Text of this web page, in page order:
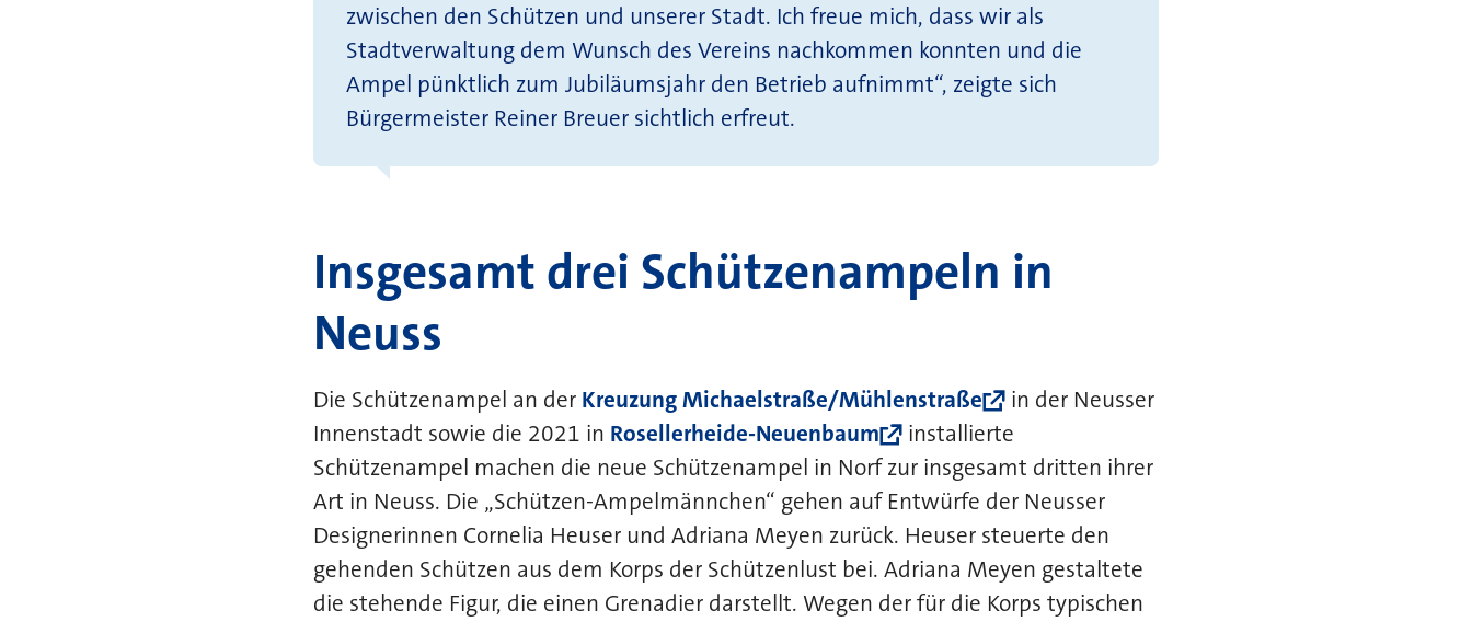
zwischen den Schützen und unserer Stadt. Ich freue mich, dass wir als
Stadtverwaltung dem Wunsch des Vereins nachkommen konnten und die
Ampel pünktlich zum Jubiläumsjahr den Betrieb aufnimmt“, zeigte sich
Bürgermeister Reiner Breuer sichtlich erfreut.
Insgesamt drei Schützenampeln in
Neuss
Die Schützenampel an der Kreuzung Michaelstraße/Mühlenstraße
in der Neusser
Innenstadt sowie die 2021 in Rosellerheide-Neuenbaum
installierte
Schützenampel machen die neue Schützenampel in Norf zur insgesamt dritten ihrer
Art in Neuss. Die „Schützen-Ampelmännchen“ gehen auf Entwürfe der Neusser
Designerinnen Cornelia Heuser und Adriana Meyen zurück. Heuser steuerte den
gehenden Schützen aus dem Korps der Schützenlust bei. Adriana Meyen gestaltete
die stehende Figur, die einen Grenadier darstellt. Wegen der für die Korps typischen